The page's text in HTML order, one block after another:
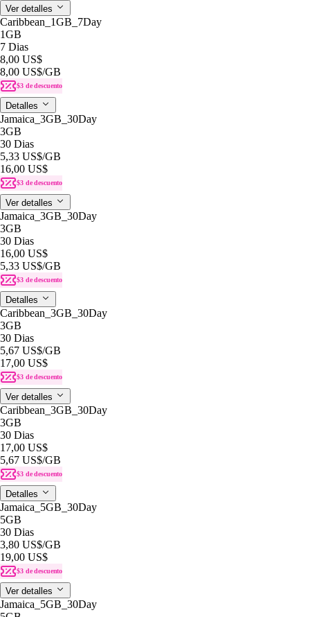
Ver detalles
Caribbean_1GB_7Day
1GB
7 Dias
8,00 US$
8,00 US$/GB
$3 de descuento
Detalles
Jamaica_3GB_30Day
3GB
30 Dias
5,33 US$/GB
16,00 US$
$3 de descuento
Ver detalles
Jamaica_3GB_30Day
3GB
30 Dias
16,00 US$
5,33 US$/GB
$3 de descuento
Detalles
Caribbean_3GB_30Day
3GB
30 Dias
5,67 US$/GB
17,00 US$
$3 de descuento
Ver detalles
Caribbean_3GB_30Day
3GB
30 Dias
17,00 US$
5,67 US$/GB
$3 de descuento
Detalles
Jamaica_5GB_30Day
5GB
30 Dias
3,80 US$/GB
19,00 US$
$3 de descuento
Ver detalles
Jamaica_5GB_30Day